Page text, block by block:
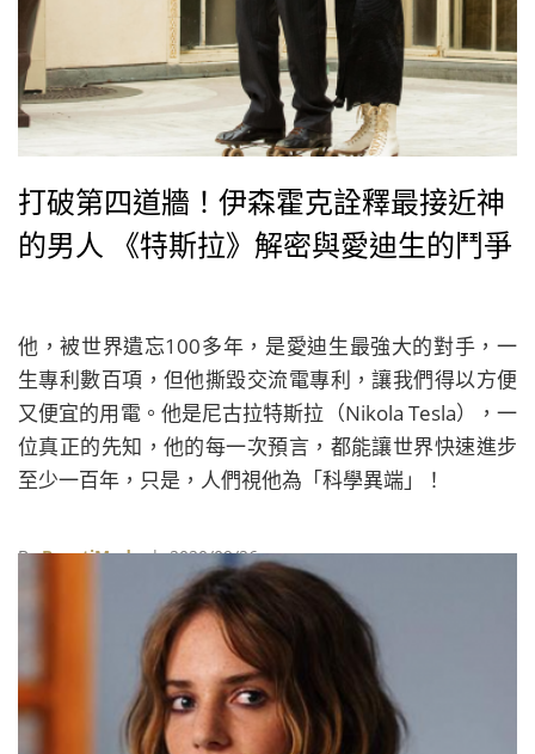
打破第四道牆！伊森霍克詮釋最接近神
的男人 《特斯拉》解密與愛迪生的鬥爭
他，被世界遺忘100多年，是愛迪生最強大的對手，一
生專利數百項，但他撕毀交流電專利，讓我們得以方便
又便宜的用電。他是尼古拉特斯拉（Nikola Tesla），一
位真正的先知，他的每一次預言，都能讓世界快速進步
至少一百年，只是，人們視他為「科學異端」！
ByBeautiMode| 2020/09/26